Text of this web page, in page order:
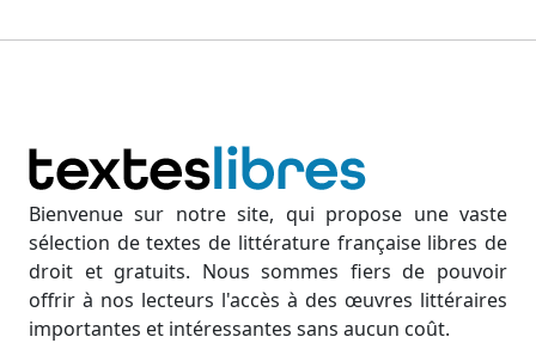
Bienvenue sur notre site, qui propose une vaste
sélection de textes de littérature française libres de
droit et gratuits. Nous sommes fiers de pouvoir
offrir à nos lecteurs l'accès à des œuvres littéraires
importantes et intéressantes sans aucun coût.